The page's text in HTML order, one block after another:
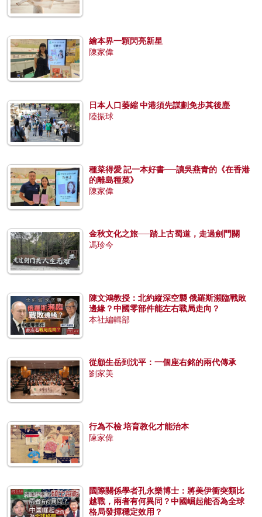
繪本界一顆閃亮新星
陳家偉
日本人口萎縮 中港須先謀劃免步其後塵
陸振球
種菜得愛 記一本好書──讀吳燕青的《在香港
的離島種菜》
陳家偉
金秋文化之旅──踏上古蜀道，走過劍門關
馮珍今
陳文鴻教授：北約縱深空襲 俄羅斯瀕臨戰敗
邊緣？中國零部件能左右戰局走向？
本社編輯部
從顧生岳到沈平：一個座右銘的兩代傳承
劉家美
行為不檢 培育教化才能治本
陳家偉
國際關係學者孔永樂博士：將美伊衝突類比
越戰，兩者有何異同？中國崛起能否為全球
格局發揮穩定效用？